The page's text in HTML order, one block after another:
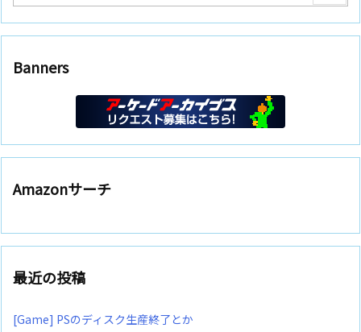
Banners
Amazonサーチ
最近の投稿
[Game] PSのディスク生産終了とか